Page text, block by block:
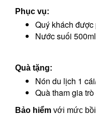
Phục vụ:
Quý khách
Nước suối
Quà tặng:
Nón du lịch 1
Quà tham gia
Bảo hiểm với mức